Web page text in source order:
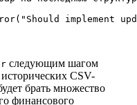
следующим шагом
исторических CSV-
брать множество
финансового